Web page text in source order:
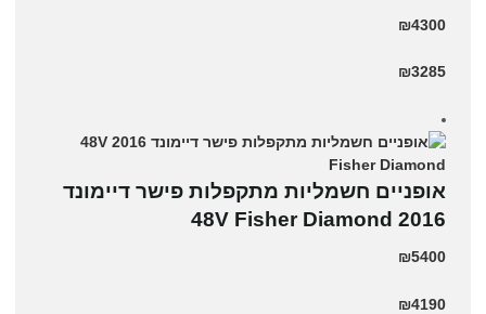
₪4300
₪3285
אופניים חשמליות מתקפלות פישר דיימונד
2016 48V Fisher Diamond
₪5400
₪4190